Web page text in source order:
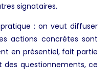
signataires.
: on veut diffuser
actions concrètes sont
en présentiel, fait partie
questionnements, ce